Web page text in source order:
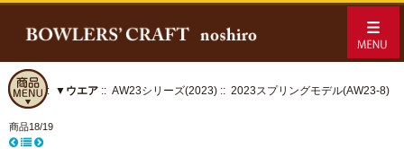
ホーム:: ▼ウエア :: AW23シリーズ(2023) :: 2023スプリングモデル(AW23-8)
商品18/19